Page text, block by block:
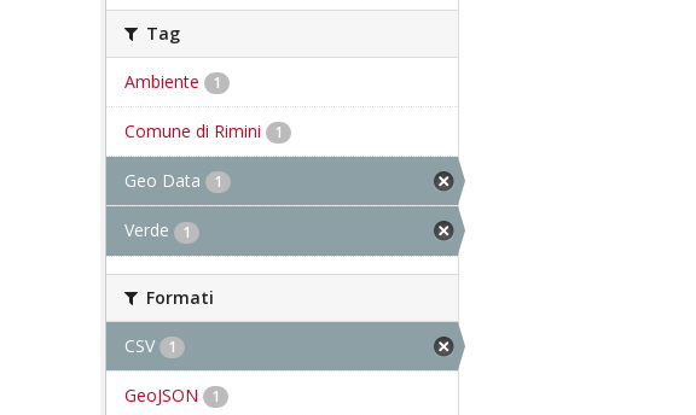
Tag
Ambiente 1
Comune di Rimini 1
Geo Data 1
Verde 1
Formati
CSV 1
GeoJSON 1